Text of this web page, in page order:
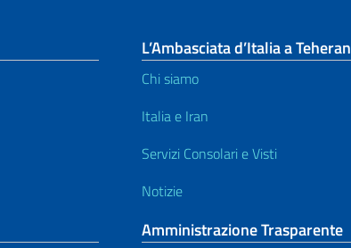
L’Ambasciata d’Italia a Teheran
Chi siamo
Italia e Iran
Servizi Consolari e Visti
Notizie
Amministrazione Trasparente